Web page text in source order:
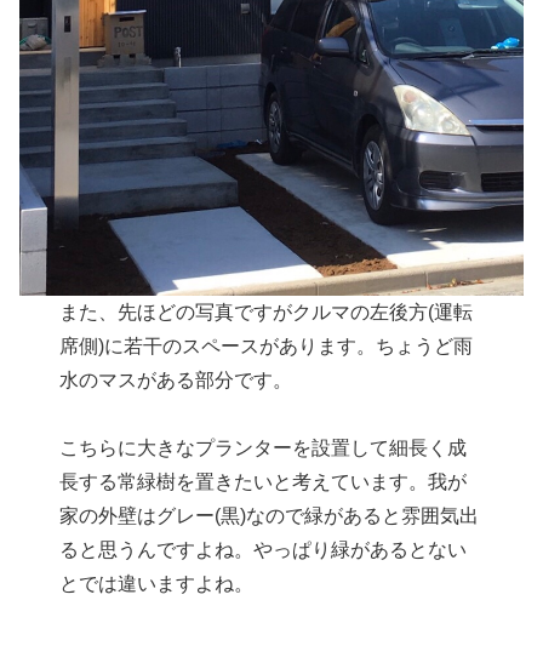
また、先ほどの写真ですがクルマの左後方(運転
席側)に若干のスペースがあります。ちょうど雨
水のマスがある部分です。
こちらに大きなプランターを設置して細長く成
長する常緑樹を置きたいと考えています。我が
家の外壁はグレー(黒)なので緑があると雰囲気出
ると思うんですよね。やっぱり緑があるとない
とでは違いますよね。